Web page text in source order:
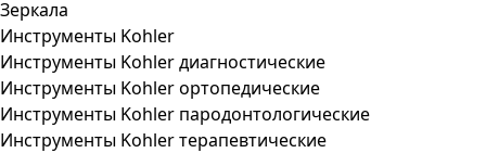
Зеркала
Инструменты Kohler
Инструменты Kohler диагностические
Инструменты Kohler ортопедические
Инструменты Kohler пародонтологические
Инструменты Kohler терапевтические